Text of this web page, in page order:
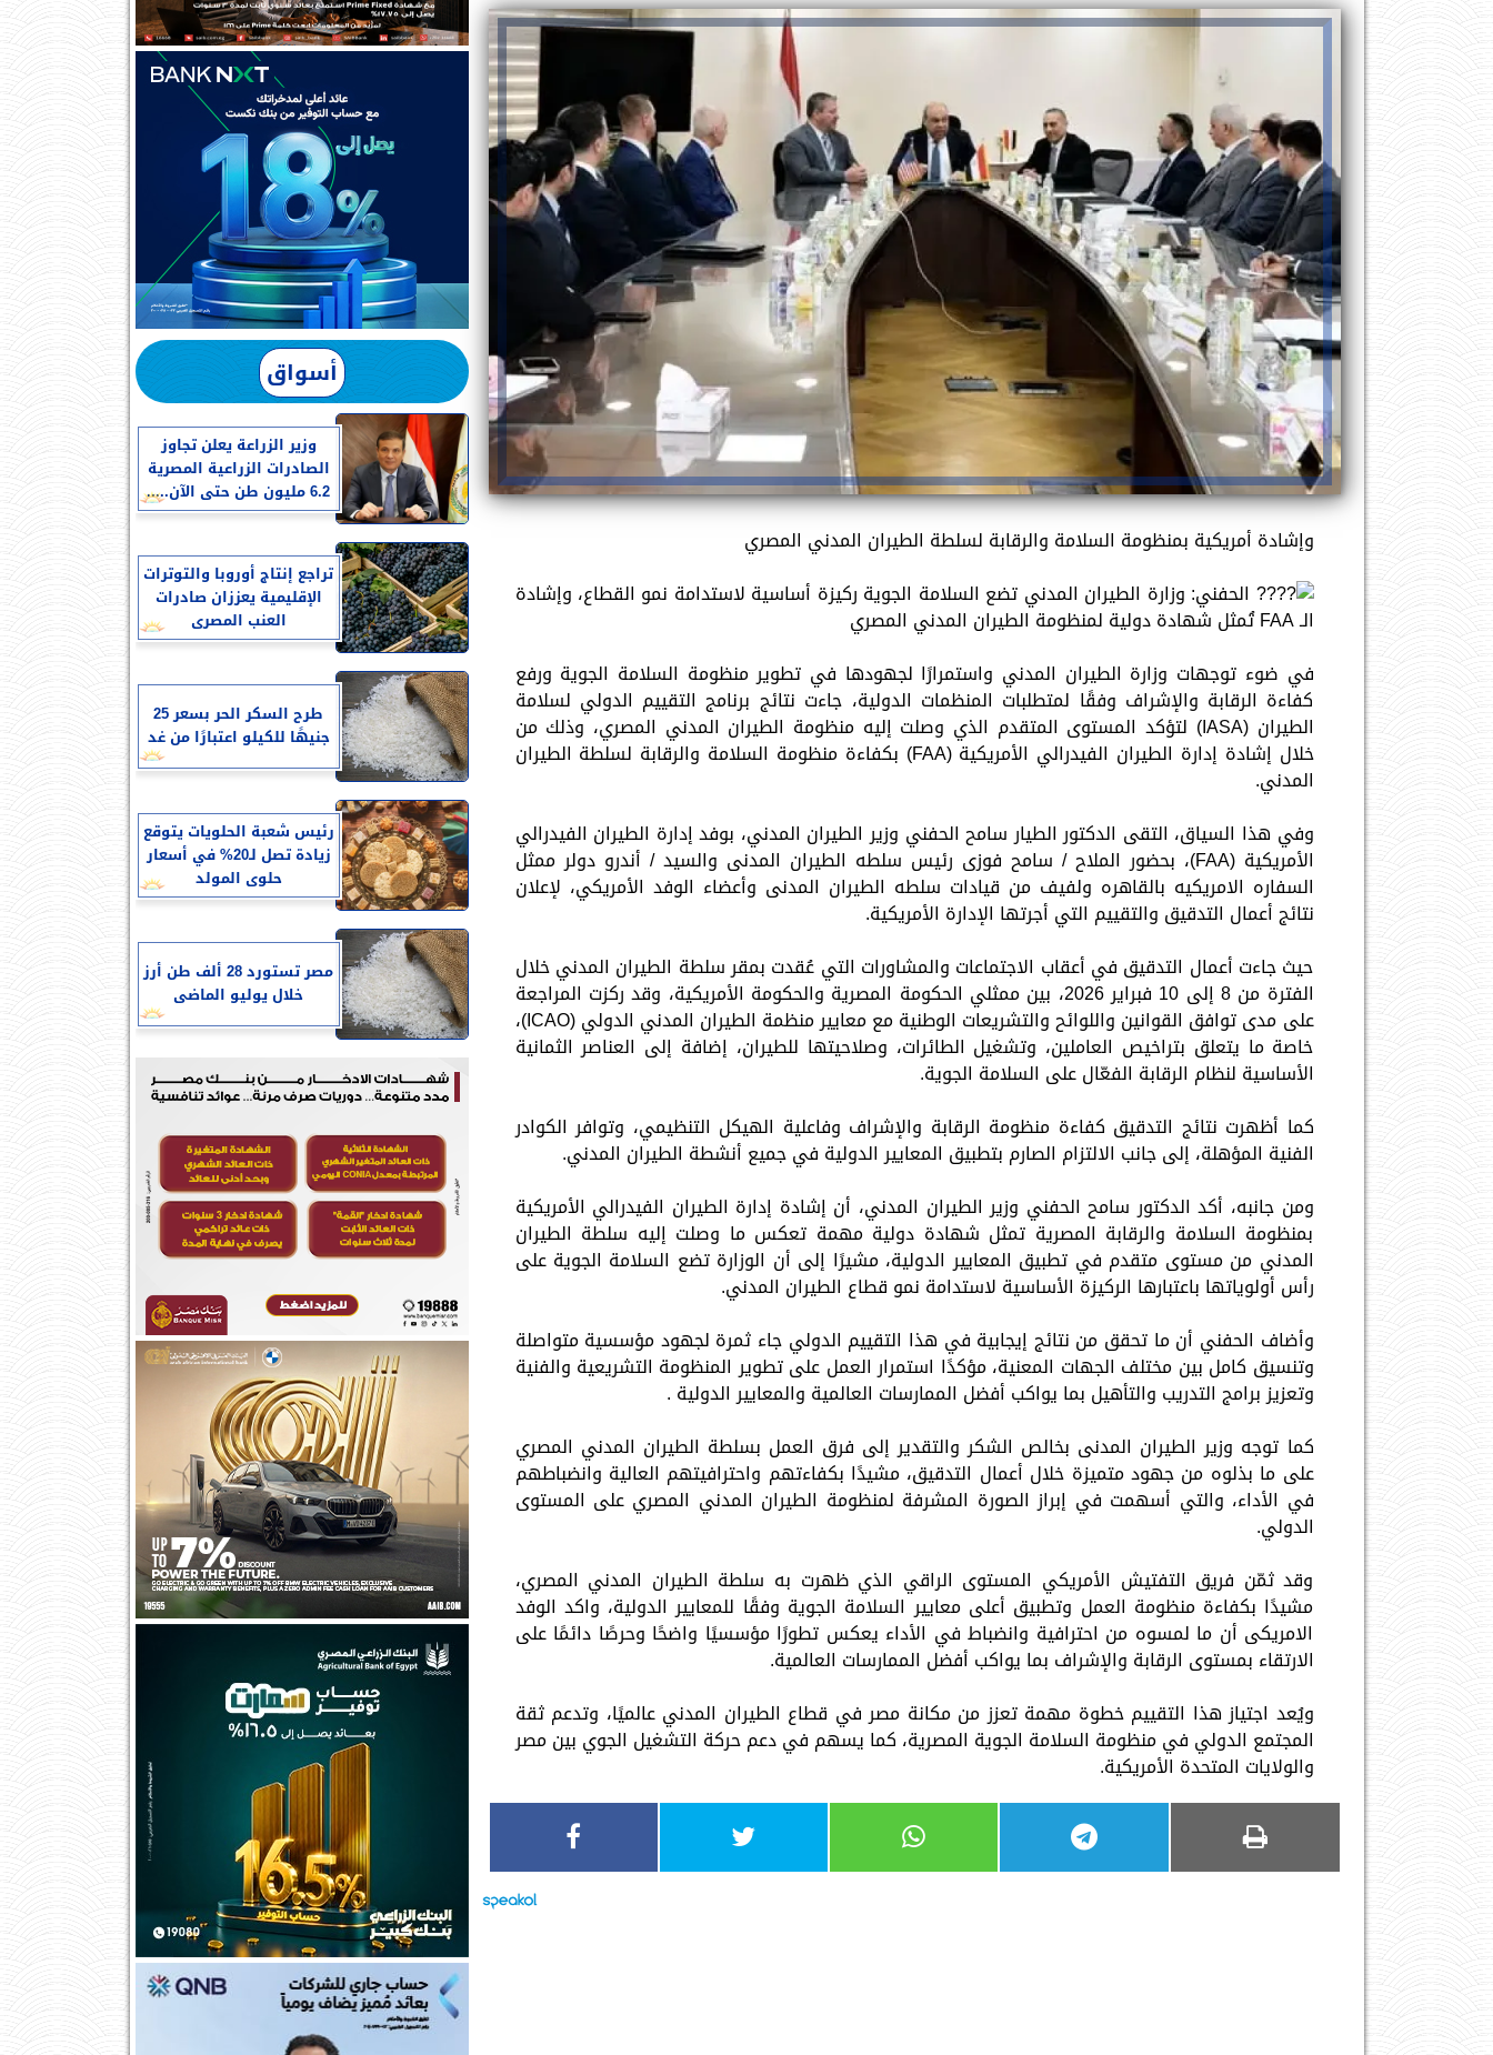
وإشادة أمريكية بمنظومة السلامة والرقابة لسلطة الطيران المدني المصري
الحفني: وزارة الطيران المدني تضع السلامة الجوية ركيزة أساسية لاستدامة نمو القطاع، وإشادة
الـ FAA تُمثل شهادة دولية لمنظومة الطيران المدني المصري
في ضوء توجهات وزارة الطيران المدني واستمرارًا لجهودها في تطوير منظومة السلامة الجوية ورفع
كفاءة الرقابة والإشراف وفقًا لمتطلبات المنظمات الدولية، جاءت نتائج برنامج التقييم الدولي لسلامة
الطيران (IASA) لتؤكد المستوى المتقدم الذي وصلت إليه منظومة الطيران المدني المصري، وذلك من
خلال إشادة إدارة الطيران الفيدرالي الأمريكية (FAA) بكفاءة منظومة السلامة والرقابة لسلطة الطيران
المدني.
وفي هذا السياق، التقى الدكتور الطيار سامح الحفني وزير الطيران المدني، بوفد إدارة الطيران الفيدرالي
الأمريكية (FAA)، بحضور الملاح / سامح فوزى رئيس سلطه الطيران المدنى والسيد / أندرو دولر ممثل
السفاره الامريكيه بالقاهره ولفيف من قيادات سلطه الطيران المدنى وأعضاء الوفد الأمريكي، لإعلان
نتائج أعمال التدقيق والتقييم التي أجرتها الإدارة الأمريكية.
حيث جاءت أعمال التدقيق في أعقاب الاجتماعات والمشاورات التي عُقدت بمقر سلطة الطيران المدني خلال
الفترة من 8 إلى 10 فبراير 2026، بين ممثلي الحكومة المصرية والحكومة الأمريكية، وقد ركزت المراجعة
على مدى توافق القوانين واللوائح والتشريعات الوطنية مع معايير منظمة الطيران المدني الدولي (ICAO)،
خاصة ما يتعلق بتراخيص العاملين، وتشغيل الطائرات، وصلاحيتها للطيران، إضافة إلى العناصر الثمانية
الأساسية لنظام الرقابة الفعّال على السلامة الجوية.
كما أظهرت نتائج التدقيق كفاءة منظومة الرقابة والإشراف وفاعلية الهيكل التنظيمي، وتوافر الكوادر
الفنية المؤهلة، إلى جانب الالتزام الصارم بتطبيق المعايير الدولية في جميع أنشطة الطيران المدني.
ومن جانبه، أكد الدكتور سامح الحفني وزير الطيران المدني، أن إشادة إدارة الطيران الفيدرالي الأمريكية
بمنظومة السلامة والرقابة المصرية تمثل شهادة دولية مهمة تعكس ما وصلت إليه سلطة الطيران
المدني من مستوى متقدم في تطبيق المعايير الدولية، مشيرًا إلى أن الوزارة تضع السلامة الجوية على
رأس أولوياتها باعتبارها الركيزة الأساسية لاستدامة نمو قطاع الطيران المدني.
وأضاف الحفني أن ما تحقق من نتائج إيجابية في هذا التقييم الدولي جاء ثمرة لجهود مؤسسية متواصلة
وتنسيق كامل بين مختلف الجهات المعنية، مؤكدًا استمرار العمل على تطوير المنظومة التشريعية والفنية
وتعزيز برامج التدريب والتأهيل بما يواكب أفضل الممارسات العالمية والمعايير الدولية .
كما توجه وزير الطيران المدنى بخالص الشكر والتقدير إلى فرق العمل بسلطة الطيران المدني المصري
على ما بذلوه من جهود متميزة خلال أعمال التدقيق، مشيدًا بكفاءتهم واحترافيتهم العالية وانضباطهم
في الأداء، والتي أسهمت في إبراز الصورة المشرفة لمنظومة الطيران المدني المصري على المستوى
الدولي.
وقد ثمّن فريق التفتيش الأمريكي المستوى الراقي الذي ظهرت به سلطة الطيران المدني المصري،
مشيدًا بكفاءة منظومة العمل وتطبيق أعلى معايير السلامة الجوية وفقًا للمعايير الدولية، واكد الوفد
الامريكى أن ما لمسوه من احترافية وانضباط في الأداء يعكس تطورًا مؤسسيًا واضحًا وحرصًا دائمًا على
الارتقاء بمستوى الرقابة والإشراف بما يواكب أفضل الممارسات العالمية.
ويُعد اجتياز هذا التقييم خطوة مهمة تعزز من مكانة مصر في قطاع الطيران المدني عالميًا، وتدعم ثقة
المجتمع الدولي في منظومة السلامة الجوية المصرية، كما يسهم في دعم حركة التشغيل الجوي بين مصر
والولايات المتحدة الأمريكية.
أسواق
وزير الزراعة يعلن تجاوز
الصادرات الزراعية المصرية
6.2 مليون طن حتى الآن.....
تراجع إنتاج أوروبا والتوترات
الإقليمية يعززان صادرات
العنب المصرى
طرح السكر الحر بسعر 25
جنيهًا للكيلو اعتبارًا من غد
رئيس شعبة الحلويات يتوقع
زيادة تصل لـ20% في أسعار
حلوى المولد
مصر تستورد 28 ألف طن أرز
خلال يوليو الماضى